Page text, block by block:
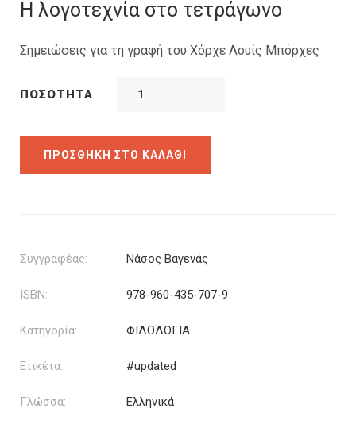
13.99€.είναι:
10.49€.
Η λογοτεχνία στο τετράγωνο
Σημειώσεις για τη γραφή του Χόρχε Λουίς Μπόρχες
ΠΟΣΌΤΗΤΑ
ΠΡΟΣΘΉΚΗ ΣΤΟ ΚΑΛΆΘΙ
Συγγραφέας: Νάσος Βαγενάς
ISBN: 978-960-435-707-9
Κατηγορία: ΦΙΛΟΛΟΓΙΑ
Ετικέτα: #updated
Γλώσσα: Ελληνικά